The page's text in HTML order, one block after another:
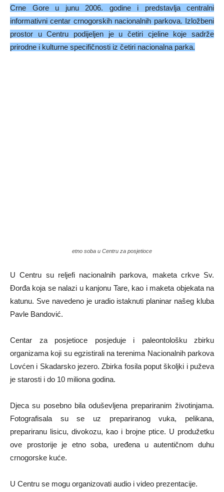
Crne Gore u junu 2006. godine i predstavlja centralni
informativni centar crnogorskih nacionalnih parkova. Izložbeni
prostor u Centru podijeljen je u četiri cjeline koje sadrže
prirodne i kulturne specifičnosti iz četiri nacionalna parka.
etno soba u Centru za posjetioce
U Centru su reljefi nacionalnih parkova, maketa crkve Sv.
Đorđa koja se nalazi u kanjonu Tare, kao i maketa objekata na
katunu. Sve navedeno je uradio istaknuti planinar našeg kluba
Pavle Bandović.
Centar za posjetioce posjeduje i paleontološku zbirku
organizama koji su egzistirali na terenima Nacionalnih parkova
Lovćen i Skadarsko jezero. Zbirka fosila poput školjki i puževa
je starosti i do 10 miliona godina.
Djeca su posebno bila oduševljena prepariranim životinjama.
Fotografisala su se uz prepariranog vuka, pelikana,
prepariranu lisicu, divokozu, kao i brojne ptice. U produžetku
ove prostorije je etno soba, uređena u autentičnom duhu
crnogorske kuće.
U Centru se mogu organizovati audio i video prezentacije.